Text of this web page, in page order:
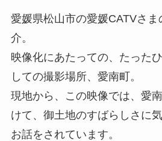
愛媛県松山市の愛媛CATVさ
介。
映像化にあたっての、たった
しての撮影場所、愛南町。
現地から、この映像では、愛
けて、御土地のすばらしさに
お話をされています。